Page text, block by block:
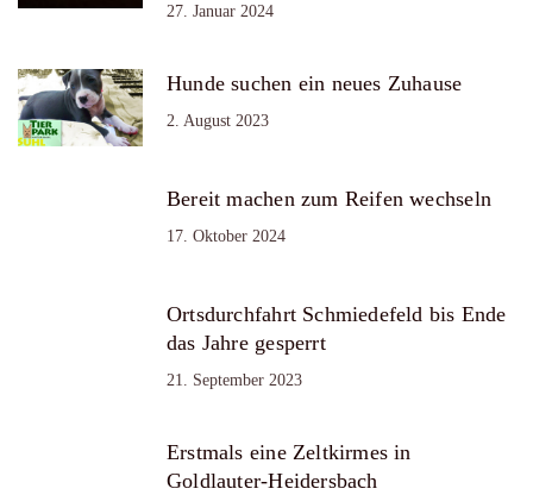
27. Januar 2024
Hunde suchen ein neues Zuhause
2. August 2023
Bereit machen zum Reifen wechseln
17. Oktober 2024
Ortsdurchfahrt Schmiedefeld bis Ende
das Jahre gesperrt
21. September 2023
Erstmals eine Zeltkirmes in
Goldlauter-Heidersbach